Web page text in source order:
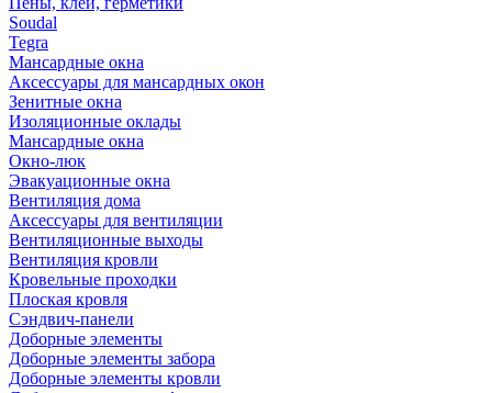
Soudal
Tegra
Мансардные окна
Аксессуары для мансардных окон
Зенитные окна
Изоляционные оклады
Мансардные окна
Окно-люк
Эвакуационные окна
Вентиляция дома
Аксессуары для вентиляции
Вентиляционные выходы
Вентиляция кровли
Кровельные проходки
Плоская кровля
Сэндвич-панели
Доборные элементы
Доборные элементы забора
Доборные элементы кровли